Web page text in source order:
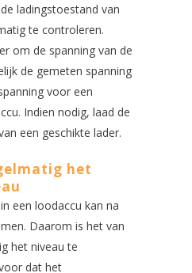
ladingstoestand van
te controleren.
om de spanning van de
de gemeten spanning
voor een
Indien nodig, laad de
een geschikte lader.
het
een loodaccu kan na
Daarom is het van
het niveau te
dat het